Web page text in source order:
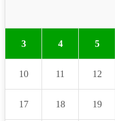
3 4 5
10 11 12
17 18 19